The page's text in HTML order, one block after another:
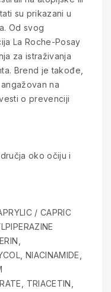
su prikazani u
Od svog
La Roche-Posay
za istraživanja
Brend je takođe,
na
o prevenciji
oko očiju i
/ CAPRIC
NIACINAMIDE,
TRIACETIN,